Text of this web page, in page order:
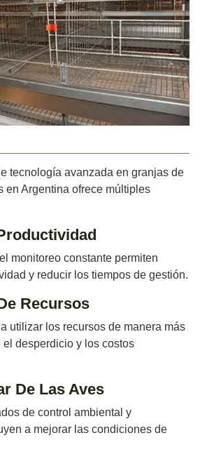
tecnología avanzada en granjas de
en Argentina ofrece múltiples
monitoreo constante permiten
y reducir los tiempos de gestión.
Recursos
utilizar los recursos de manera más
desperdicio y los costos
De Las Aves
de control ambiental y
a mejorar las condiciones de